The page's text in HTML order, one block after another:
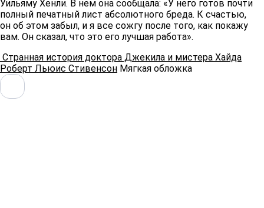
Уильяму Хенли. В нем она сообщала: «У него готов почти
полный печатный лист абсолютного бреда. К счастью,
он об этом забыл, и я все сожгу после того, как покажу
вам. Он сказал, что это его лучшая работа».
Странная история доктора Джекила и мистера Хайда
Роберт Льюис Стивенсон Мягкая обложка